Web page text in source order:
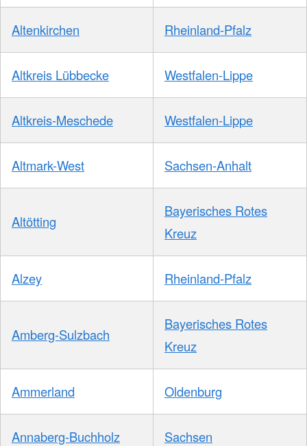
Altenkirchen Rheinland-Pfalz
Altkreis Lübbecke Westfalen-Lippe
Altkreis-Meschede Westfalen-Lippe
Altmark-West Sachsen-Anhalt
Altötting
Bayerisches Rotes
Kreuz
Alzey Rheinland-Pfalz
Amberg-Sulzbach
Bayerisches Rotes
Kreuz
Ammerland Oldenburg
Annaberg-Buchholz Sachsen